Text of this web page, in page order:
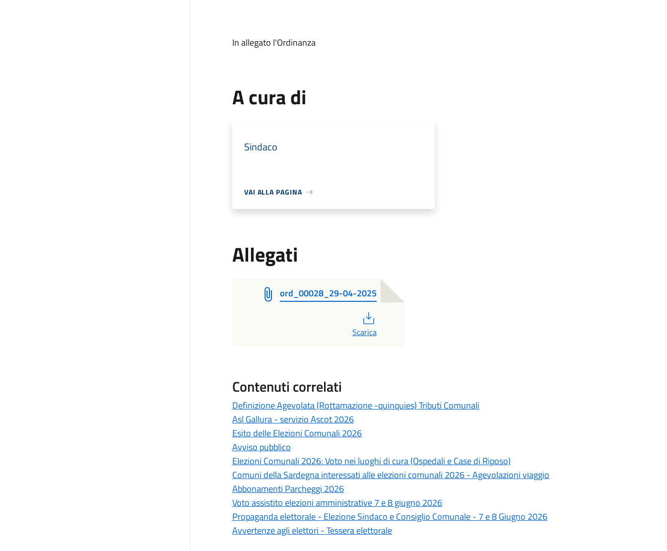
In allegato l'Ordinanza
A cura di
Sindaco
VAI ALLA PAGINA
Allegati
ord_00028_29-04-2025
Scarica
Contenuti correlati
Definizione Agevolata (Rottamazione -quinquies) Tributi Comunali
Asl Gallura - servizio Ascot 2026
Esito delle Elezioni Comunali 2026
Avviso pubblico
Elezioni Comunali 2026: Voto nei luoghi di cura (Ospedali e Case di Riposo)
Comuni della Sardegna interessati alle elezioni comunali 2026 - Agevolazioni viaggio
Abbonamenti Parcheggi 2026
Voto assistito elezioni amministrative 7 e 8 giugno 2026
Propaganda elettorale - Elezione Sindaco e Consiglio Comunale - 7 e 8 Giugno 2026
Avvertenze agli elettori - Tessera elettorale